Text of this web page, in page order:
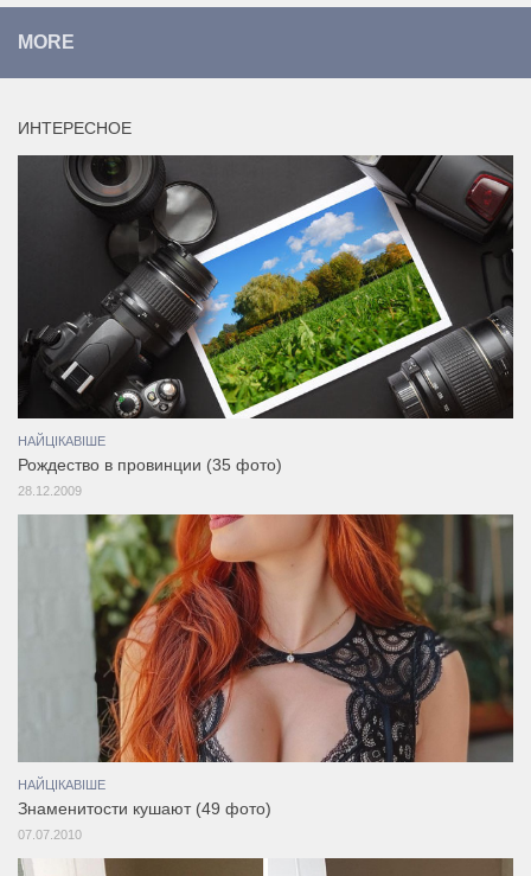
MORE
ИНТЕРЕСНОЕ
НАЙЦІКАВІШЕ
Рождество в провинции (35 фото)
28.12.2009
НАЙЦІКАВІШЕ
Знаменитости кушают (49 фото)
07.07.2010